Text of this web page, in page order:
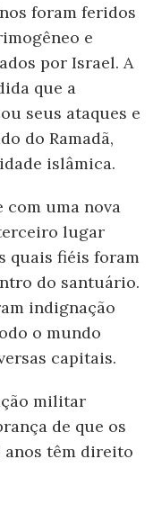
foram feridos
e
por Israel. A
que a
seus ataques e
do Ramadã,
islâmica.
uma nova
lugar
quais fiéis foram
do santuário.
indignação
o mundo
capitais.
militar
de que os
anos têm direito